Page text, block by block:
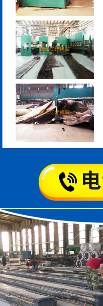
板式橡胶伸缩缝
200*25米圆形桥梁气囊
空心板内模
桥梁空心板气囊